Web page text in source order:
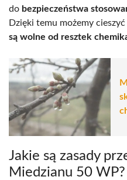
do bezpieczeństwa
Dzięki temu możemy cieszyć
są wolne od resztek
Jakie są zasady
Miedzianu 50 WP?